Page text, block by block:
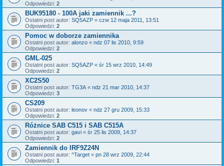
Odpowiedzi: 2
BUK95180 - 100A jaki zamiennik ...?
Ostatni post autor: SQ5AZP « czw 12 maja 2011, 13:51
Odpowiedzi: 2
Pomoc w doborze zamiennika
Ostatni post autor: alonzo « ndz 07 lis 2010, 9:59
Odpowiedzi: 2
GML-025
Ostatni post autor: SQ5AZP « śr 15 wrz 2010, 14:49
Odpowiedzi: 2
XC2S50
Ostatni post autor: TG3A « ndz 21 mar 2010, 14:37
Odpowiedzi: 3
CS209
Ostatni post autor: leonov « ndz 27 gru 2009, 15:33
Odpowiedzi: 2
Różnice SAB C515 i SAB C515A
Ostatni post autor: gavi « śr 25 lis 2009, 14:37
Odpowiedzi: 2
Zamiennik do IRF9Z24N
Ostatni post autor: ^Target « pn 28 wrz 2009, 22:44
Odpowiedzi: 1